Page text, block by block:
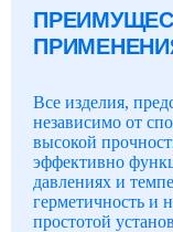
Все изделия,
независимо от
высокой
эффективно
давлениях и
герметичность и
простотой